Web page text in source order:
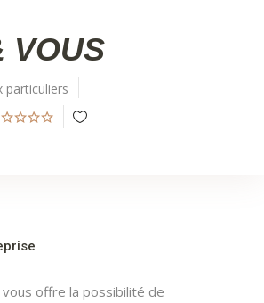
VOUS
particuliers
vous offre la possibilité de